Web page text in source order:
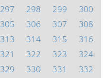
297 298 299
300
305 306 307
308
313 314 315
316
321 322 323
324
329 330 331
332